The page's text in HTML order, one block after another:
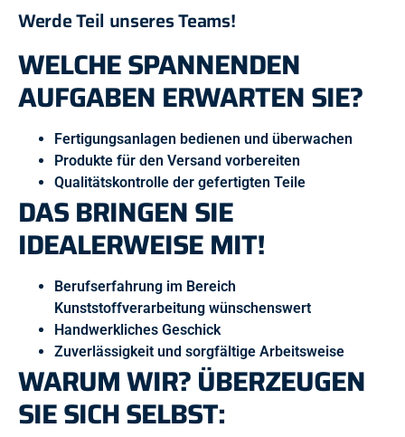
Werde Teil unseres Teams!
WELCHE SPANNENDEN
AUFGABEN ERWARTEN SIE?
Fertigungsanlagen bedienen und überwachen
Produkte für den Versand vorbereiten
Qualitätskontrolle der gefertigten Teile
DAS BRINGEN SIE
IDEALERWEISE MIT!
Berufserfahrung im Bereich
Kunststoffverarbeitung wünschenswert
Handwerkliches Geschick
Zuverlässigkeit und sorgfältige Arbeitsweise
WARUM WIR? ÜBERZEUGEN
SIE SICH SELBST: